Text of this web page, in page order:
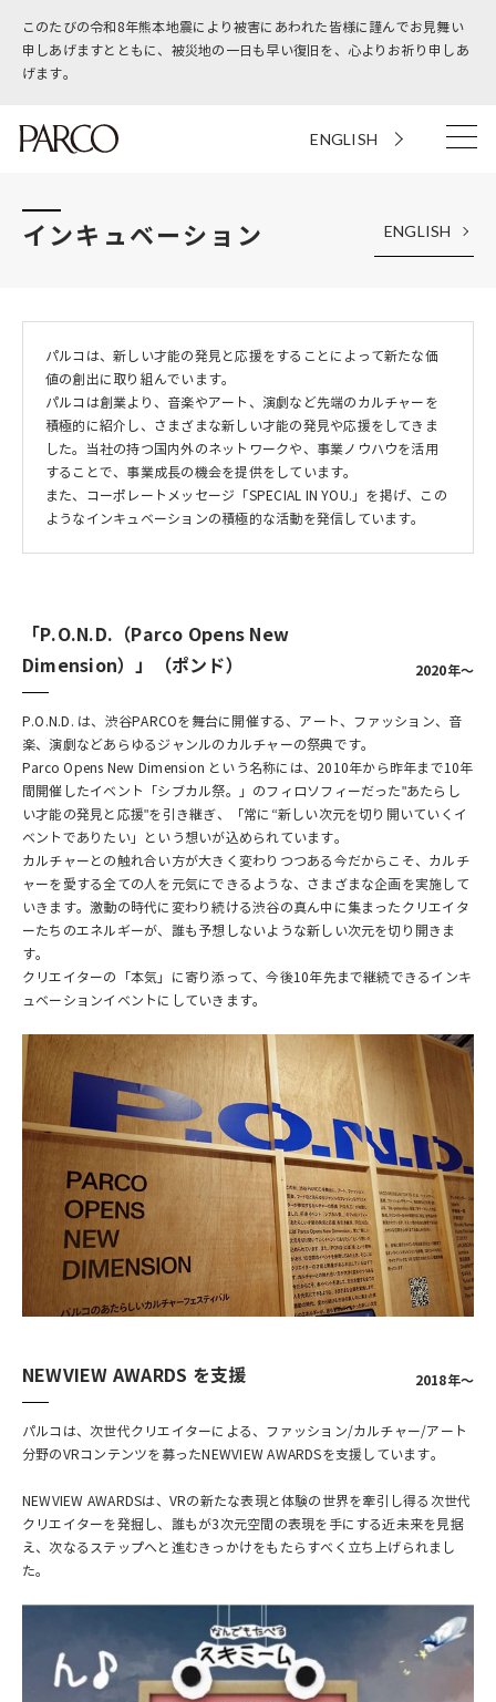
このたびの令和8年熊本地震により被害にあわれた皆様に謹んでお見舞い
申しあげますとともに、被災地の一日も早い復旧を、心よりお祈り申しあ
げます。
ENGLISH
インキュベーション ENGLISH
パルコは、新しい才能の発見と応援をすることによって新たな価
値の創出に取り組んでいます。
パルコは創業より、音楽やアート、演劇など先端のカルチャーを
積極的に紹介し、さまざまな新しい才能の発見や応援をしてきま
した。当社の持つ国内外のネットワークや、事業ノウハウを活用
することで、事業成長の機会を提供をしています。
また、コーポレートメッセージ「SPECIAL IN YOU.」を掲げ、この
ようなインキュベーションの積極的な活動を発信しています。
「P.O.N.D.（Parco Opens New
Dimension）」（ポンド）
2020年～
P.O.N.D. は、渋谷PARCOを舞台に開催する、アート、ファッション、音
楽、演劇などあらゆるジャンルのカルチャーの祭典です。
Parco Opens New Dimension という名称には、2010年から昨年まで10年
間開催したイベント「シブカル祭。」のフィロソフィーだった"あたらし
い才能の発見と応援"を引き継ぎ、「常に“新しい次元を切り開いていくイ
ベントでありたい」という想いが込められています。
カルチャーとの触れ合い方が大きく変わりつつある今だからこそ、カルチ
ャーを愛する全ての人を元気にできるような、さまざまな企画を実施して
いきます。激動の時代に変わり続ける渋谷の真ん中に集まったクリエイタ
ーたちのエネルギーが、誰も予想しないような新しい次元を切り開きま
す。
クリエイターの「本気」に寄り添って、今後10年先まで継続できるインキ
ュベーションイベントにしていきます。
NEWVIEW AWARDS を支援 2018年～
パルコは、次世代クリエイターによる、ファッション/カルチャー/アート
分野のVRコンテンツを募ったNEWVIEW AWARDSを支援しています。
NEWVIEW AWARDSは、VRの新たな表現と体験の世界を牽引し得る次世代
クリエイターを発掘し、誰もが3次元空間の表現を手にする近未来を見据
え、次なるステップへと進むきっかけをもたらすべく立ち上げられまし
た。